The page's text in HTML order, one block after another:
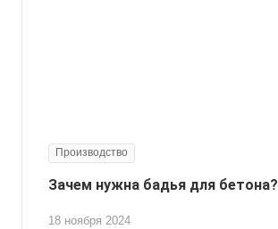
Производство
18 ноября 2024
Зачем нужна бадья для бетона?